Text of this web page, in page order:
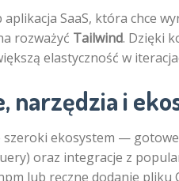
SaaS, która chce
rozważyć Tailwind. Dzięki
elastyczność w
narzędzia i
ekosystem —
oraz integracje z
lub ręczne dodanie pliku